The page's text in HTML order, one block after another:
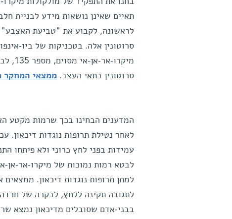
תאיים שאינן נושאות מידע לבניית
לראשונה, לקבוע את "טביעת האצבע"
סרוטונין אלה. בטכניקות של ביו-
סרוטונין בתאי העצב. ממצאי המחקר
עמידות בפני לחץ כרוני ולא פיתחו
לתגובה תקינה ללחץ, לבקרה של חרדה